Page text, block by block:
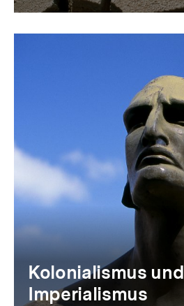
Kolonialismus und
Imperialismus